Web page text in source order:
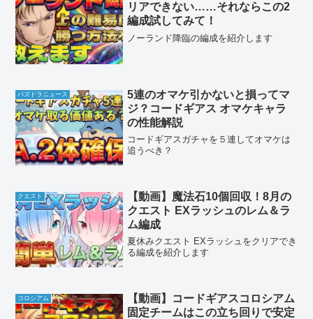
リアできない……それならこの2
編成試してみて！
ノーランド降臨の編成を紹介します
パズドラニュース
5連のオマケ引かないと損ってマ
ジ？コードギアス オマケキャラ
の性能解説
コードギアスガチャを５連してオマケは
追うべき？
クエスト
【動画】魔法石10個回収！8月の
クエスト EXラッシュのレム＆ラ
ム編成
夏休みクエスト EXラッシュをクリアでき
る編成を紹介します
コロシアム
【動画】コードギアスコロシアム
固定チームはこの立ち回りで安定